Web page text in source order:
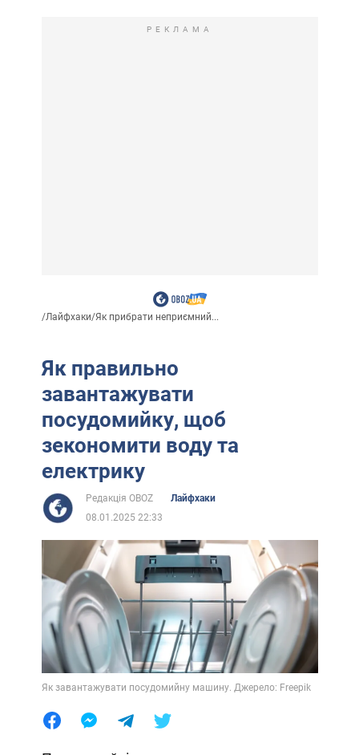
РЕКЛАМА
/Лайфхаки/Як прибрати неприємний...
Як правильно
завантажувати
посудомийку, щоб
зекономити воду та
електрику
Редакція OBOZ
Лайфхаки
08.01.2025 22:33
Як завантажувати посудомийну машину. Джерело: Freepik